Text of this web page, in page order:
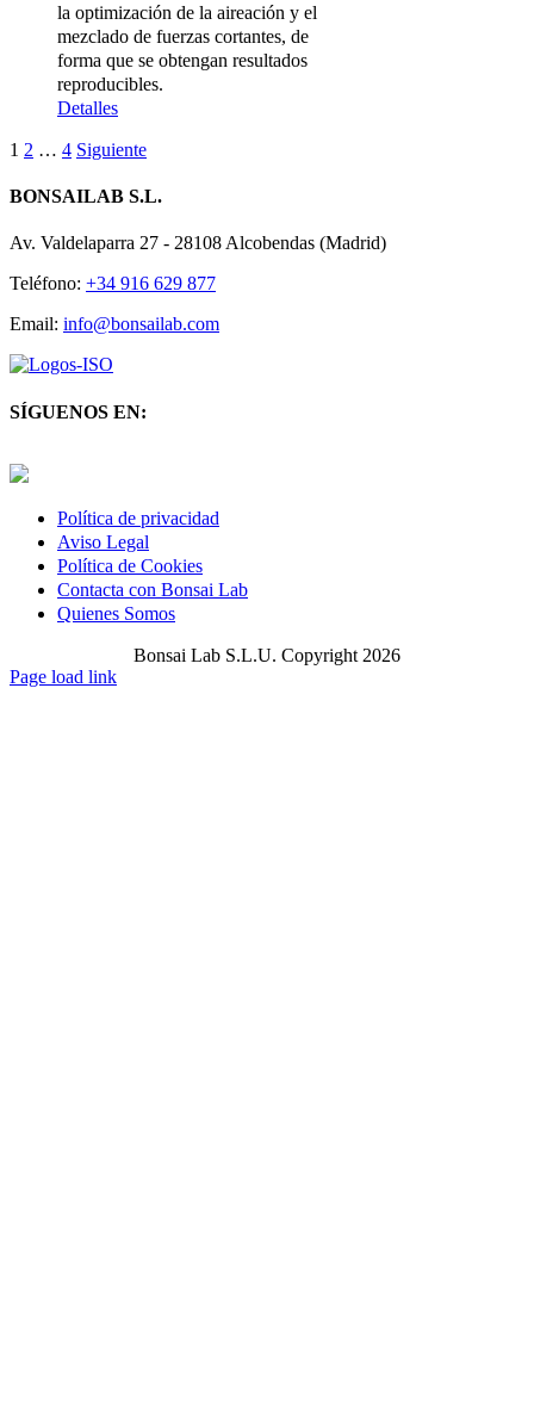
la optimización de la aireación y el
mezclado de fuerzas cortantes, de
forma que se obtengan resultados
reproducibles.
Detalles
1 2 … 4 Siguiente
BONSAILAB S.L.
Av. Valdelaparra 27 - 28108 Alcobendas (Madrid)
Teléfono: +34 916 629 877
Email: info@bonsailab.com
SÍGUENOS EN:
Política de privacidad
Aviso Legal
Política de Cookies
Contacta con Bonsai Lab
Quienes Somos
Bonsai Lab S.L.U. Copyright 2026
Page load link